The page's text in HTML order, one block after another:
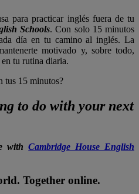
para practicar inglés fuera de tu
Schools. Con solo 15 minutos
día en tu camino al inglés. La
motivado y, sobre todo,
en tu rutina diaria.
tus 15 minutos?
to do with your next
withCambridge House English
Together online.